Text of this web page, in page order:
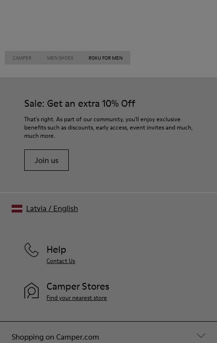
CAMPER MEN SHOES ROKU FOR MEN
Sale: Get an extra 10% Off
That's right. As part of our community, you'll enjoy exclusive
benefits such as discounts, early access, event invites and much,
much more.
Join us
Shopping on Camper.com
Help
Contact Us
Camper Stores
Find your nearest store
Latvia / English